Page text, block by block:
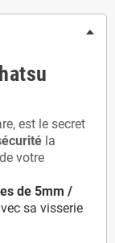
est le secret
la
votre
de 5mm /
sa visserie